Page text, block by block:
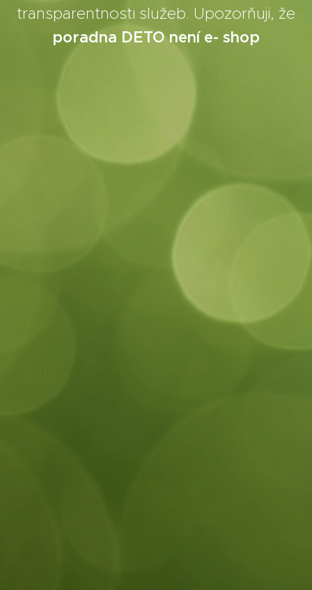
transparentnosti služeb. Upozorňuji, že
poradna DETO není e- shop